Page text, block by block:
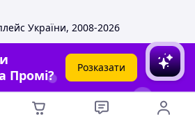
України, 2008-2026
Промі?
Розказати